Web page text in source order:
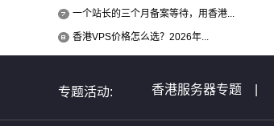
一个站长的三个月备案等待，用香港...
香港VPS价格怎么选？2026年...
专题活动: 香港服务器专题
全球服务器介绍专题